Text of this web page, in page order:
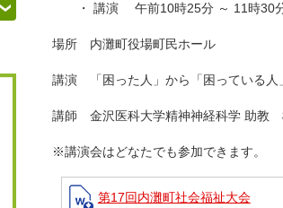
・ 講演 午前10時25分 ～ 11時30
場所 内灘町役場町民ホール
講師 金沢医科大学精神神経科学 助教
※講演会はどなたでも参加できます。
第17回内灘町社会福祉大会